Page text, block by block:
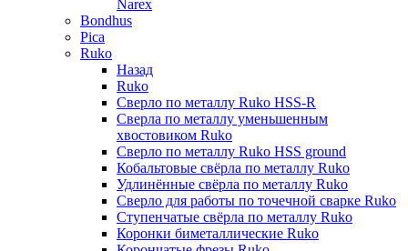
Narex
Bondhus
Pica
Ruko
Назад
Ruko
Сверло по металлу Ruko HSS-R
Сверла по металлу уменьшенным
хвостовиком Ruko
Сверло по металлу Ruko HSS ground
Кобальтовые свёрла по металлу Ruko
Удлинённые свёрла по металлу Ruko
Сверло для работы по точечной сварке Ruko
Ступенчатые свёрла по металлу Ruko
Коронки биметаллические Ruko